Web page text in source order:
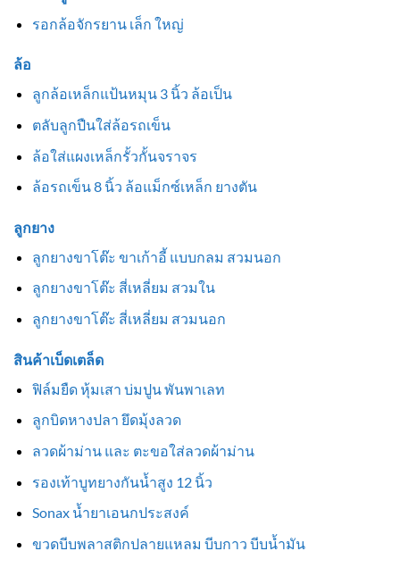
รอกล้อจักรยาน เล็ก ใหญ่
ล้อ
ลูกล้อเหล็กแป้นหมุน 3 นิ้ว ล้อเป็น
ตลับลูกปืนใส่ล้อรถเข็น
ล้อใส่แผงเหล็กรั้วกั้นจราจร
ล้อรถเข็น 8 นิ้ว ล้อแม็กซ์เหล็ก ยางตัน
ลูกยาง
ลูกยางขาโต๊ะ ขาเก้าอี้ แบบกลม สวมนอก
ลูกยางขาโต๊ะ สี่เหลี่ยม สวมใน
ลูกยางขาโต๊ะ สี่เหลี่ยม สวมนอก
สินค้าเบ็ดเตล็ด
ฟิล์มยืด หุ้มเสา บ่มปูน พันพาเลท
ลูกบิดหางปลา ยึดมุ้งลวด
ลวดผ้าม่าน และ ตะขอใส่ลวดผ้าม่าน
รองเท้าบูทยางกันน้ำสูง 12 นิ้ว
Sonax น้ำยาเอนกประสงค์
ขวดบีบพลาสติกปลายแหลม บีบกาว บีบน้ำมัน